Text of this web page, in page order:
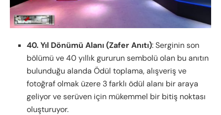
40. Yıl Dönümü Alanı (Zafer Anıtı): Serginin son
bölümü ve 40 yıllık gururun sembolü olan bu anıtın
bulunduğu alanda Ödül toplama, alışveriş ve
fotoğraf olmak üzere 3 farklı ödül alanı bir araya
geliyor ve serüven için mükemmel bir bitiş noktası
oluşturuyor.